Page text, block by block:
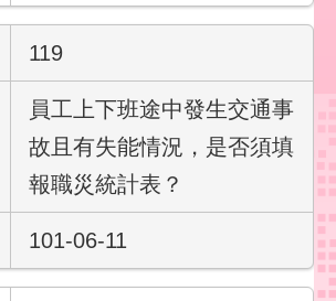
119
員工上下班途中發生交通事
故且有失能情況，是否須填
報職災統計表？
101-06-11